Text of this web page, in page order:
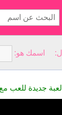
لعبة جديدة للعب